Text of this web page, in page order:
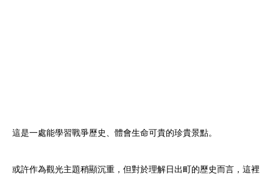
這是一處能學習戰爭歷史、體會生命可貴的珍貴景點。
或許作為觀光主題稍顯沉重，但對於理解日出町的歷史而言，這裡